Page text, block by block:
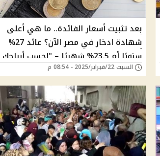
بعد تثبيت أسعار الفائدة.. ما هي أعلى
شهادة ادخار في مصر الآن؟ عائد 27%
سنويًا أم 23.5% شهريًا – "احسب أرباحك
بنفسك"
السبت 22/فبراير/2025 - 08:54 م